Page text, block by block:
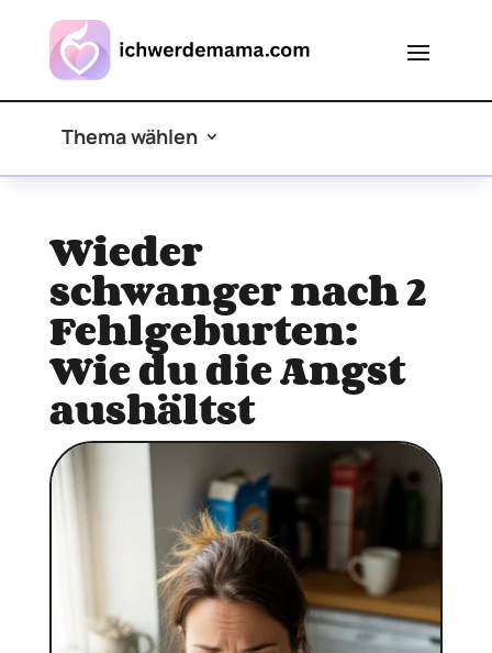
Thema wählen
Wieder
schwanger nach 2
Fehlgeburten:
Wie du die Angst
aushältst